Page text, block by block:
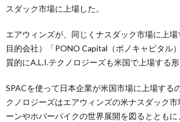
スダック市場に上場した。
エアウィンズが、同じくナスダック市場に上場
目的会社）「PONO Capital（ポノキャピタル
質的にA.L.I.テクノロジーズも米国で上場する形
SPACを使って日本企業が米国市場に上場する
クノロジーズはエアウィンズの米ナスダック
ーンやホバーバイクの世界展開を図るとともに